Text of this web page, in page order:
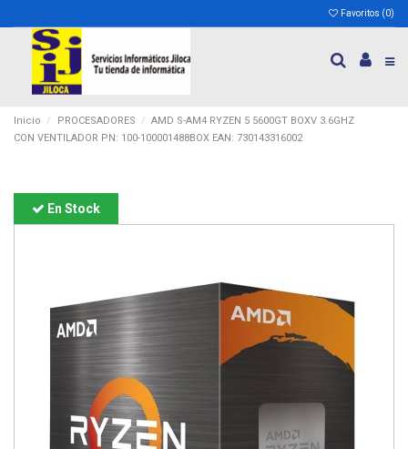
Favoritos (0)
Inicio PROCESADORES
AMD S-AM4 RYZEN 5 5600GT BOXV 3.6GHZ
CON VENTILADOR PN: 100-100001488BOX EAN: 730143316002
En Stock